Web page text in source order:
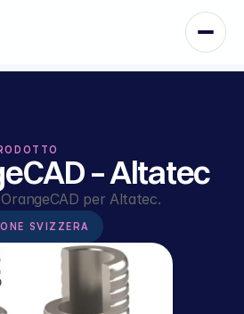
– Altatec
per Altatec.
SVIZZERA